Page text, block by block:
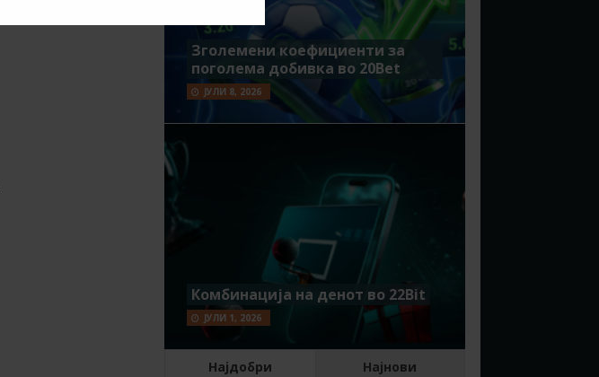
Зголемени коефициенти за
поголема добивка во 20Bet
ЈУЛИ 8, 2026
Комбинација на денот во 22Bit
ЈУЛИ 1, 2026
Најдобри Најнови